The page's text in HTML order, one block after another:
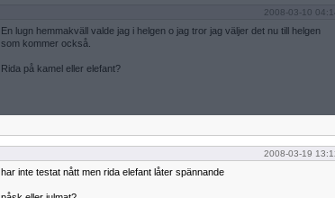
2008-03-10
En lugn hemmakväll valde jag i helgen o jag tror jag väljer det nu till helgen
som kommer också.
Rida på kamel eller elefant?
2008-03-19
har inte testat nått men rida elefant låter spännande